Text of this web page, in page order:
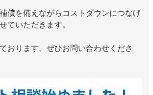
償を備えながらコストダウンにつなげ
ていただきます。
おります。ぜひお問い合わせくださ